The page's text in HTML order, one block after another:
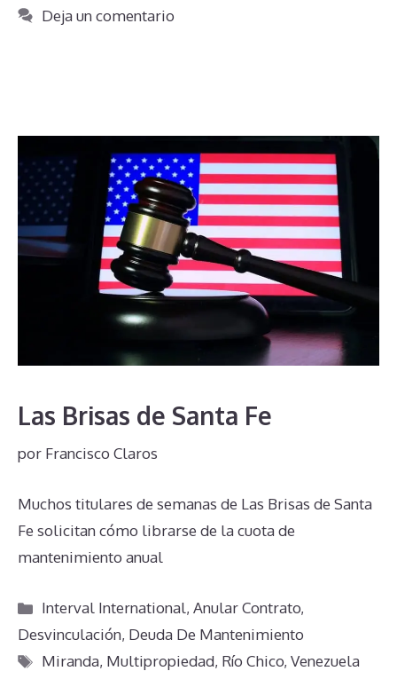
Deja un comentario
Las Brisas de Santa Fe
por Francisco Claros
Muchos titulares de semanas de Las Brisas de Santa
Fe solicitan cómo librarse de la cuota de
mantenimiento anual
Categorías
Interval International,Anular Contrato,
Desvinculación, Deuda De Mantenimiento
Etiquetas
Miranda, Multipropiedad, Río Chico,Venezuela